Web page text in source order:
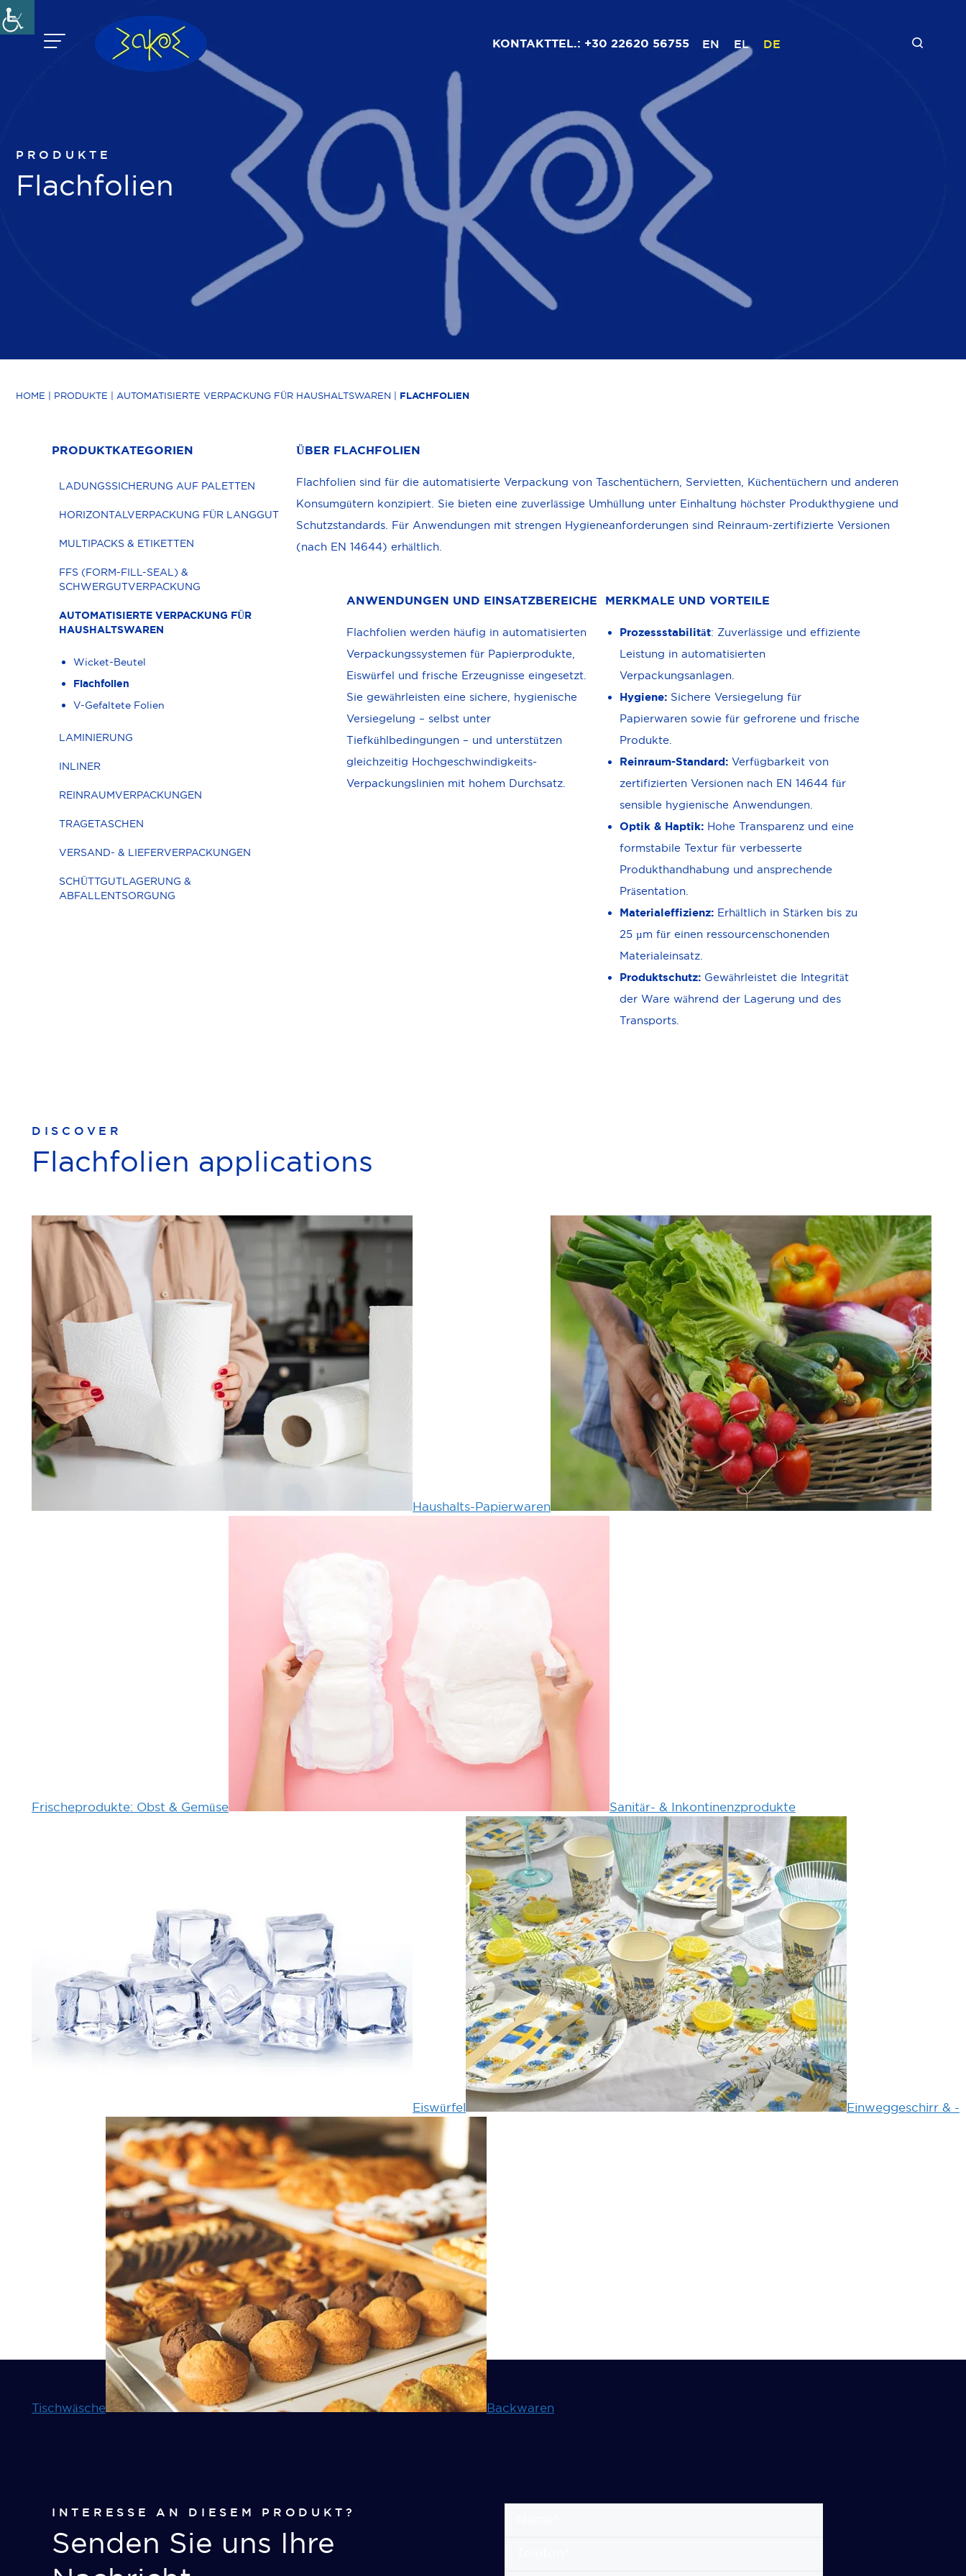
Zum
Inhalt
springen
KONTAKTTEL.: +30 22620 56755 EN EL DE
PRODUKTE
Flachfolien
HOME PRODUKTE AUTOMATISIERTE VERPACKUNG FÜR HAUSHALTSWAREN FLACHFOLIEN
PRODUKTKATEGORIEN
LADUNGSSICHERUNG AUF PALETTEN
HORIZONTALVERPACKUNG FÜR LANGGUT
MULTIPACKS & ETIKETTEN
FFS (FORM-FILL-SEAL) &
SCHWERGUTVERPACKUNG
AUTOMATISIERTE VERPACKUNG FÜR
HAUSHALTSWAREN
Wicket-Beutel
Flachfolien
V-Gefaltete Folien
LAMINIERUNG
INLINER
REINRAUMVERPACKUNGEN
TRAGETASCHEN
VERSAND- & LIEFERVERPACKUNGEN
SCHÜTTGUTLAGERUNG &
ABFALLENTSORGUNG
ÜBER FLACHFOLIEN
Flachfolien sind für die automatisierte Verpackung von Taschentüchern, Servietten, Küchentüchern und anderen
Konsumgütern konzipiert. Sie bieten eine zuverlässige Umhüllung unter Einhaltung höchster Produkthygiene und
Schutzstandards. Für Anwendungen mit strengen Hygieneanforderungen sind Reinraum-zertifizierte Versionen
(nach EN 14644) erhältlich.
ANWENDUNGEN UND EINSATZBEREICHE
Flachfolien werden häufig in automatisierten
Verpackungssystemen für Papierprodukte,
Eiswürfel und frische Erzeugnisse eingesetzt.
Sie gewährleisten eine sichere, hygienische
Versiegelung – selbst unter
Tiefkühlbedingungen – und unterstützen
gleichzeitig Hochgeschwindigkeits-
Verpackungslinien mit hohem Durchsatz.
MERKMALE UND VORTEILE
Prozessstabilität: Zuverlässige und effiziente
Leistung in automatisierten
Verpackungsanlagen.
Hygiene: Sichere Versiegelung für
Papierwaren sowie für gefrorene und frische
Produkte.
Reinraum-Standard: Verfügbarkeit von
zertifizierten Versionen nach EN 14644 für
sensible hygienische Anwendungen.
Optik & Haptik: Hohe Transparenz und eine
formstabile Textur für verbesserte
Produkthandhabung und ansprechende
Präsentation.
Materialeffizienz: Erhältlich in Stärken bis zu
25 µm für einen ressourcenschonenden
Materialeinsatz.
Produktschutz: Gewährleistet die Integrität
der Ware während der Lagerung und des
Transports.
DISCOVER
Flachfolien applications
Haushalts-Papierwaren
Frischeprodukte: Obst & Gemüse Sanitär- & Inkontinenzprodukte
Eiswürfel Einweggeschirr & -
Tischwäsche Backwaren
INTERESSE AN DIESEM PRODUKT?
Senden Sie uns Ihre